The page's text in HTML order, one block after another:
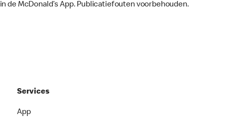
de McDonald’s App. Publicatiefouten voorbehouden.
Services
App